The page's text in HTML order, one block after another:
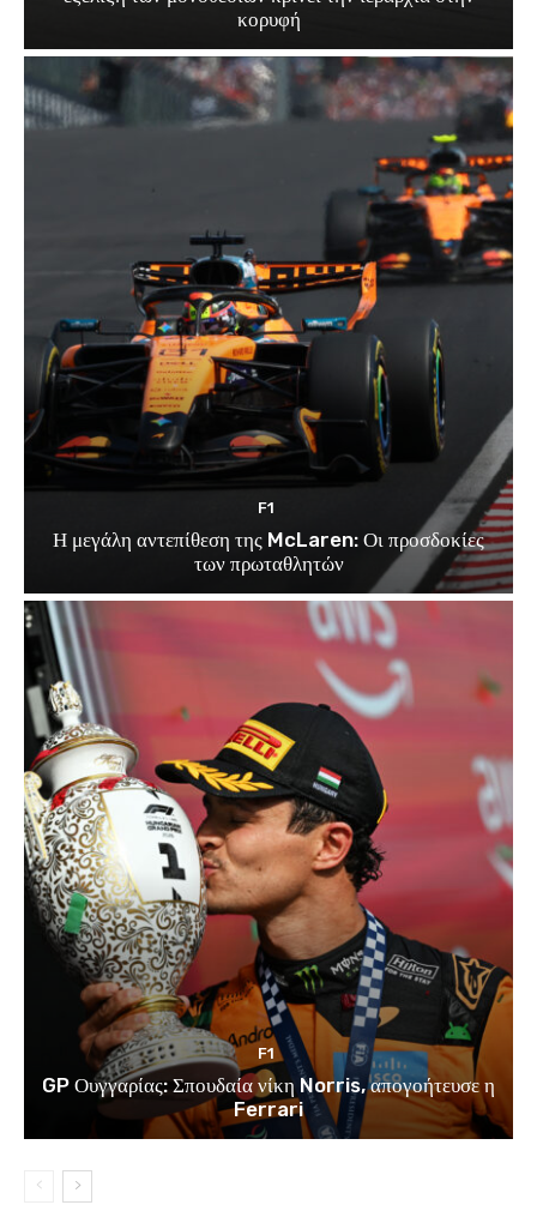
κορυφή
F1
Η μεγάλη αντεπίθεση της McLaren: Οι προσδοκίες
των πρωταθλητών
F1
GP Ουγγαρίας: Σπουδαία νίκη Norris, απογοήτευσε η
Ferrari